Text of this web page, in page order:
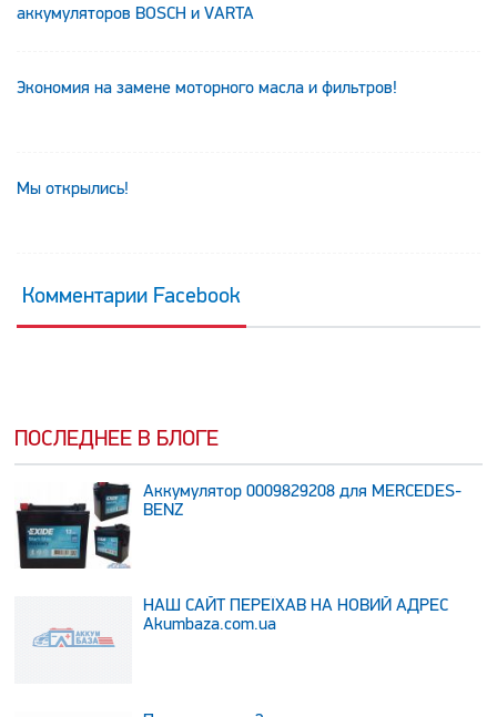
аккумуляторов BOSCH и VARTA
Экономия на замене моторного масла и фильтров!
Мы открылись!
Комментарии Facebook
ПОСЛЕДНЕЕ В БЛОГЕ
Аккумулятор 0009829208 для MERCEDES-
BENZ
НАШ САЙТ ПЕРЕЇХАВ НА НОВИЙ АДРЕС
Аkumbaza.com.ua